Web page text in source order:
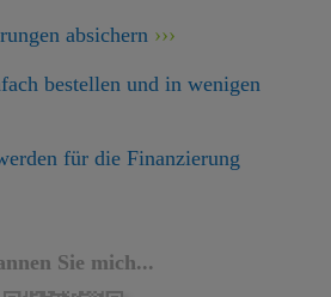
absichern
bestellen und in wenigen
für die Finanzierung
Sie mich...